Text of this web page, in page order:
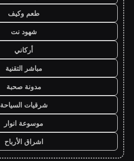
طعم وكيف
شهود نت
أركاني
مباشر التقنية
مدونة صحبة
شرقيات السياحة
موسوعة انوار
اشراق الأرباح